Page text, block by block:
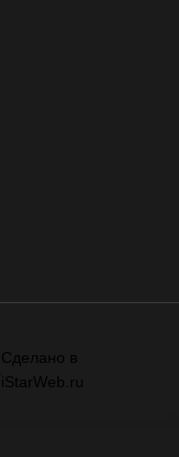
Сделано в
iStarWeb.ru